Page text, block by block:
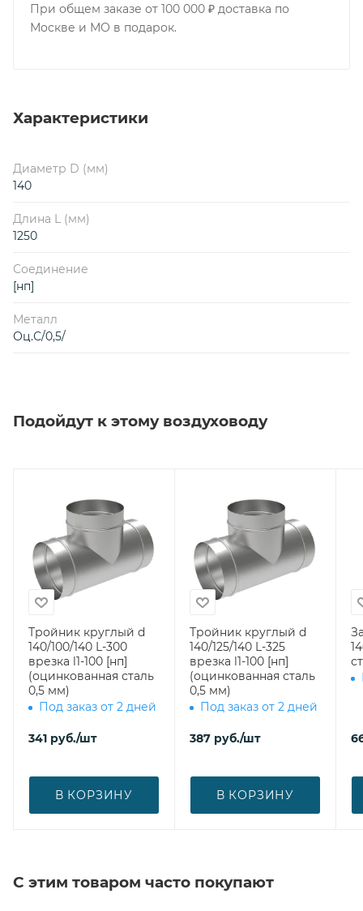
При общем заказе от 100 000 ₽ доставка по
Москве и МО в подарок.
Характеристики
Диаметр D (мм)
140
Длина L (мм)
1250
Соединение
[нп]
Металл
Оц.С/0,5/
Подойдут к этому воздуховоду
Тройник круглый d
140/100/140 L-300
врезка l1-100 [нп]
(оцинкованная сталь
0,5 мм)
Под заказ от 2 дней
341 руб./шт
В КОРЗИНУ
Тройник круглый d
140/125/140 L-325
врезка l1-100 [нп]
(оцинкованная сталь
0,5 мм)
Под заказ от 2 дней
387 руб./шт
В КОРЗИНУ
140
С этим товаром часто покупают